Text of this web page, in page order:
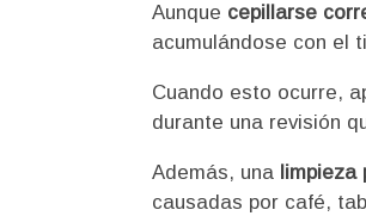
Aunque cepillarse
acumulándose con el
Cuando esto ocurre,
durante una revisión
Además, una limpieza
causadas por café,